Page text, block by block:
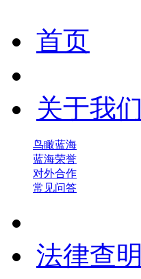
首页
关于我们
鸟瞰蓝海
蓝海荣誉
对外合作
常见问答
法律查明